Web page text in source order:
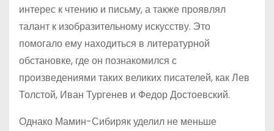
интерес к чтению и письму, а также проявлял
талант к изобразительному искусству. Это
помогало ему находиться в литературной
обстановке, где он познакомился с
произведениями таких великих писателей, как Лев
Толстой, Иван Тургенев и Федор Достоевский.
Однако Мамин-Сибиряк уделил не меньше